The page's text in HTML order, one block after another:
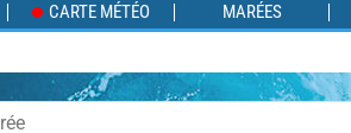
CARTE MÉTÉO MARÉES